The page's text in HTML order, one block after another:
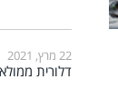
22 מרץ, 2021
דלורית